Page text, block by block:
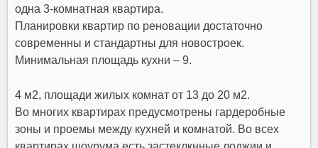
одна 3-комнатная квартира.
Планировки квартир по реновации достаточно
современны и стандартны для новостроек.
Минимальная площадь кухни – 9.
4 м2, площади жилых комнат от 13 до 20 м2.
Во многих квартирах предусмотрены гардеробные
зоны и проемы между кухней и комнатой. Во всех